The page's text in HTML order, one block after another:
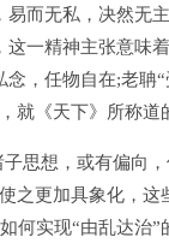
易而无私，决然无
这一精神主张意味
念，任物自在;老聃
就《天下》所称道
思想，或有偏向，
之更加具象化，
何实现“由乱达治